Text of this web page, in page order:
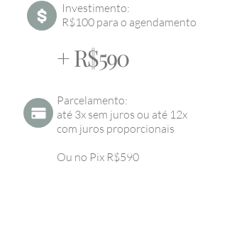
Investimento:
R$100 para o agendamento
+ R$590
Parcelamento:
até 3x sem juros ou até 12x
com juros proporcionais
Ou no Pix R$590